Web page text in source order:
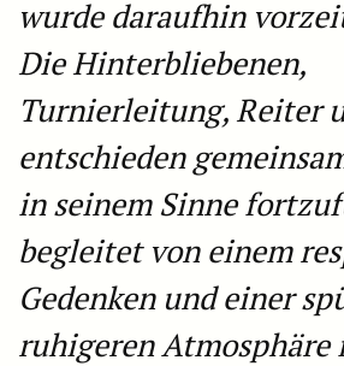
wurde daraufhin
Die Hinterbliebenen,
Turnierleitung, Reiter
entschieden
in seinem Sinne
begleitet von einem
Gedenken und einer
ruhigeren Atmosphäre